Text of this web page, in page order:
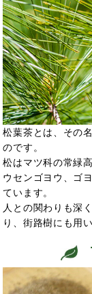
松葉茶とは、その
のです。
松はマツ科の常緑
ウセンゴヨウ、ゴ
ています。
人との関わりも深
り、街路樹にも用